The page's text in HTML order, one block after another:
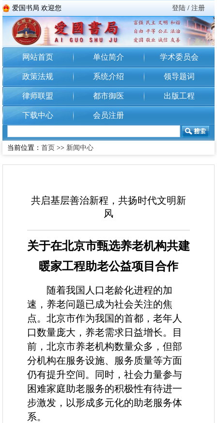
爱国书局 欢迎您 登陆 / 注册
网站首页 单位简介 学术委员会
政策法规 系统介绍 领导题词
律师联盟 都市御医 出版工程
下载中心 会员注册
当前位置： 首页 >> 新闻中心
共启基层善治新程，共扬时代文明新
风
关于在北京市甄选养老机构共建
暖家工程助老公益项目合作
随着我国人口老龄化进程的加
速，养老问题已成为社会关注的焦
点。北京市作为我国的首都，老年人
口数量庞大，养老需求日益增长。目
前，北京市养老机构数量众多，但部
分机构在服务设施、服务质量等方面
仍有提升空间。同时，社会力量参与
困难家庭助老服务的积极性有待进一
步激发，以形成多元化的助老服务体
系。